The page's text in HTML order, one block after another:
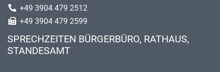
+49 3904 479 2512
+49 3904 479 2599
SPRECHZEITEN BÜRGERBÜRO, RATHAUS,
STANDESAMT